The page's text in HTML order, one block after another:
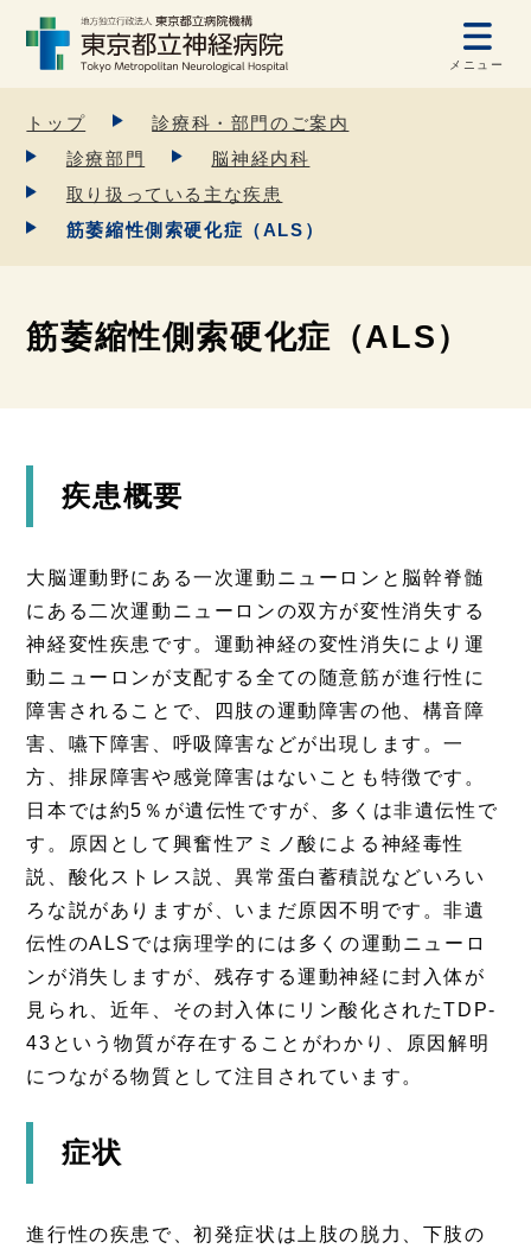
メニュー
トップ
診療科・部門のご案内
診療部門
脳神経内科
取り扱っている主な疾患
筋萎縮性側索硬化症（ALS）
筋萎縮性側索硬化症（ALS）
疾患概要
大脳運動野にある一次運動ニューロンと脳幹脊髄
にある二次運動ニューロンの双方が変性消失する
神経変性疾患です。運動神経の変性消失により運
動ニューロンが支配する全ての随意筋が進行性に
障害されることで、四肢の運動障害の他、構音障
害、嚥下障害、呼吸障害などが出現します。一
方、排尿障害や感覚障害はないことも特徴です。
日本では約5％が遺伝性ですが、多くは非遺伝性で
す。原因として興奮性アミノ酸による神経毒性
説、酸化ストレス説、異常蛋白蓄積説などいろい
ろな説がありますが、いまだ原因不明です。非遺
伝性のALSでは病理学的には多くの運動ニューロ
ンが消失しますが、残存する運動神経に封入体が
見られ、近年、その封入体にリン酸化されたTDP-
43という物質が存在することがわかり、原因解明
につながる物質として注目されています。
症状
進行性の疾患で、初発症状は上肢の脱力、下肢の